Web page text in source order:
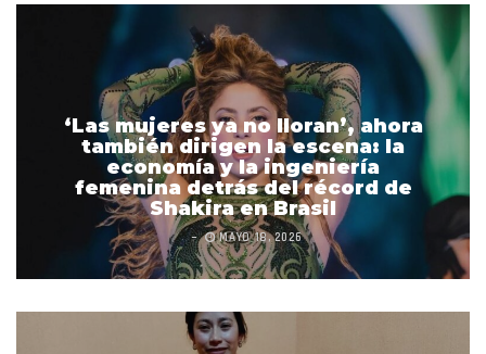
‘Las mujeres ya no lloran’, ahora
también dirigen la escena: la
economía y la ingeniería
femenina detrás del récord de
Shakira en Brasil
MAYO 18, 2026